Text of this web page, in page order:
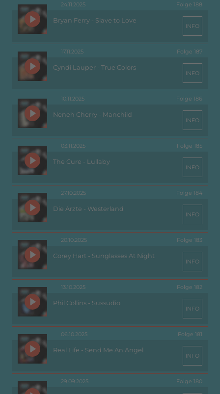
24.11.2025 Folge 188
Bryan Ferry - Slave to Love
INFO
17.11.2025 Folge 187
Cyndi Lauper - True Colors
INFO
10.11.2025 Folge 186
Neneh Cherry - Manchild
INFO
03.11.2025 Folge 185
The Cure - Lullaby
INFO
27.10.2025 Folge 184
Die Ärzte - Westerland
INFO
20.10.2025 Folge 183
Corey Hart - Sunglasses At Night
INFO
13.10.2025 Folge 182
Phil Collins - Sussudio
INFO
06.10.2025 Folge 181
Real Life - Send Me An Angel
INFO
29.09.2025 Folge 180